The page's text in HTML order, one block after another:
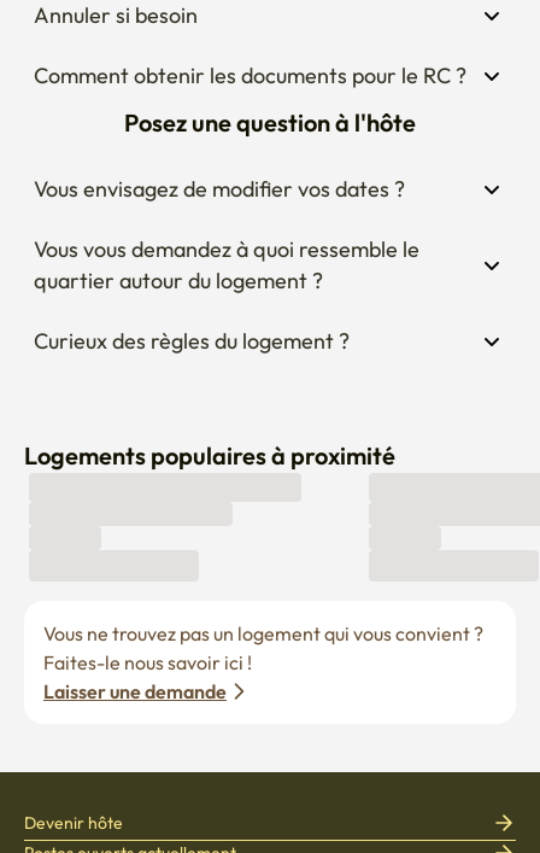
Annuler si besoin
Comment obtenir les documents pour le RC ?
Posez une question à l'hôte
Vous envisagez de modifier vos dates ?
Vous vous demandez à quoi ressemble le
quartier autour du logement ?
Curieux des règles du logement ?
Logements populaires à proximité
Vous ne trouvez pas un logement qui vous convient ?
Faites-le nous savoir ici !
Laisser une demande
Devenir hôte